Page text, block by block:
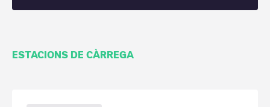
ESTACIONS DE CÀRREGA